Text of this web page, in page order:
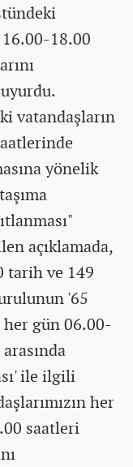
18.00
vatandaşların
yönelik
açıklamada,
tarih ve 149
'65
her gün 06.00-
ile ilgili
her
saatleri